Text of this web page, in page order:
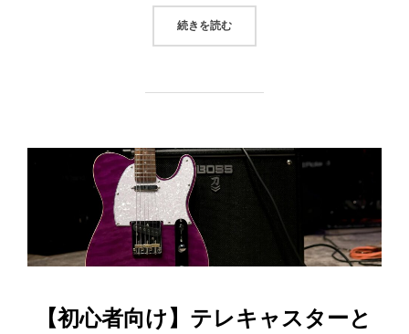
続きを読む“テレキャスターを弾きやすくする
【初心者向け】テレキャスターと